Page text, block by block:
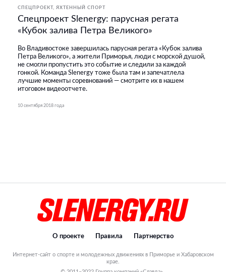
СПЕЦПРОЕКТ ЯХТЕННЫЙ СПОРТ
Спецпроект Slenergy: парусная регата
«Кубок залива Петра Великого»
Во Владивостоке завершилась парусная регата «Кубок залива
Петра Великого», а жители Приморья, люди с морской душой,
не смогли пропустить это событие и следили за каждой
гонкой. Команда Slenergy тоже была там и запечатлела
лучшие моменты соревнований — смотрите их в нашем
итоговом видеоотчете.
10 сентября 2018 года
О проекте Правила Партнерство
Интернет-сайт о спорте и молодежных движениях в Приморье и Хабаровском
крае.